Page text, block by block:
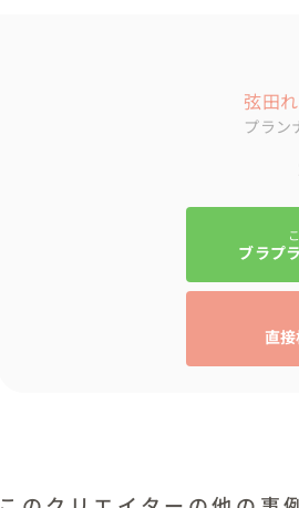
入籍日という特別な日での手紙交換
毎年記念日に、おふたりで読み返して
ご両親からの想いや思い出を聞く機
懐かしい写真の数々に賑やかな笑い声
作成したアルバムを使用し、私から皆
子育てで大切にしてきたことやこんな
なかには、、「本当はこんなことも
弦田
プラン
ブラプ
直接